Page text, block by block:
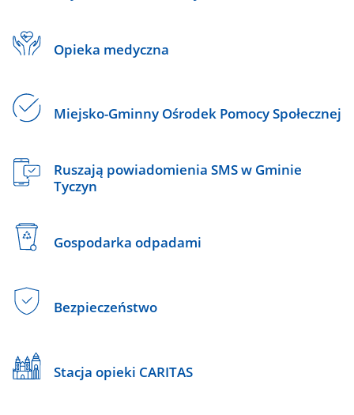
Opieka medyczna
Miejsko-Gminny Ośrodek Pomocy Społecznej
Ruszają powiadomienia SMS w Gminie
Tyczyn
Gospodarka odpadami
Bezpieczeństwo
Stacja opieki CARITAS